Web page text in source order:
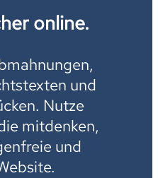
online.
und
Nutze
mitdenken,
und